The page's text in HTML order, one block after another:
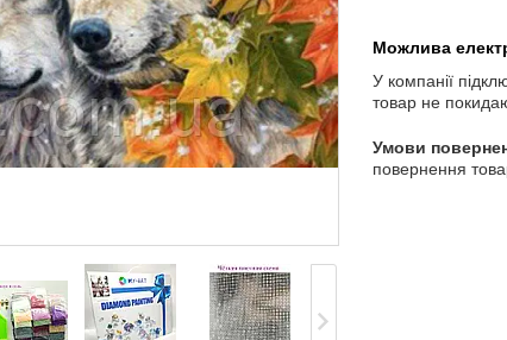
У компанії
товар не
повернення